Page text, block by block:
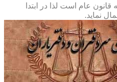
عام است لذا در ابتدا
نماید.